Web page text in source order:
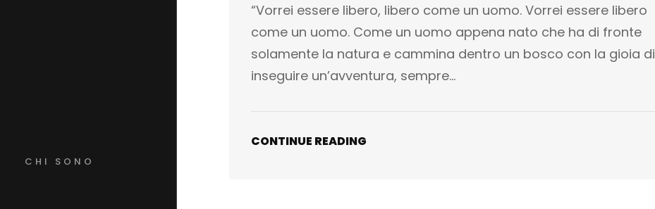
CHI SONO
“Vorrei essere libero, libero come un uomo. Vorrei essere libero
come un uomo. Come un uomo appena nato che ha di fronte
solamente la natura e cammina dentro un bosco con la gioia di
inseguire un’avventura, sempre…
CONTINUE READING